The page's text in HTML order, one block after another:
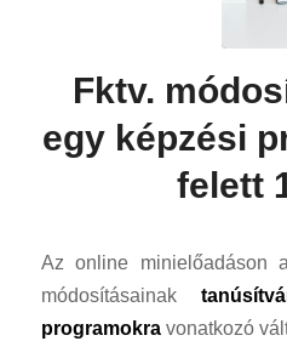
Fktv.
egy képzési
felett
Az online minielőadáson
módosításainak
programokravonatkozó